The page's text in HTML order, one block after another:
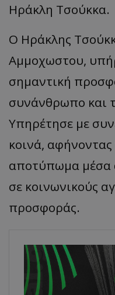
Ηράκλη Τσούκκα.
Ο Ηράκλης
Αμμοχωστου,
σημαντική
συνάνθρωπο και
Υπηρέτησε με
κοινά, αφήνοντας
αποτύπωμα μέσα
σε κοινωνικούς
προσφοράς.